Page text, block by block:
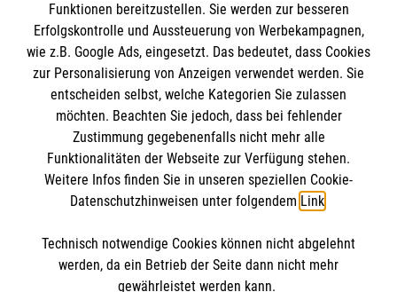
Impressum
Datenschutz
Kontakt
Barrierefreiheit
Die Malteser
Malteser in Deutschland
Malteserorden
Sharepoint
Spendenkonto
IBAN: DE37 3706 0120 1201 2160 16
BIC: GENODED1PA7
So finden Sie uns
Funktionen bereitzustellen. Sie werden zur besseren
Erfolgskontrolle und Aussteuerung von Werbekampagnen,
wie z.B. Google Ads, eingesetzt. Das bedeutet, dass Cookies
zur Personalisierung von Anzeigen verwendet werden. Sie
entscheiden selbst, welche Kategorien Sie zulassen
möchten. Beachten Sie jedoch, dass bei fehlender
Zustimmung gegebenenfalls nicht mehr alle
Funktionalitäten der Webseite zur Verfügung stehen.
Weitere Infos finden Sie in unseren speziellen Cookie-
Datenschutzhinweisen unter folgendem Link.
Technisch notwendige Cookies können nicht abgelehnt
werden, da ein Betrieb der Seite dann nicht mehr
gewährleistet werden kann.